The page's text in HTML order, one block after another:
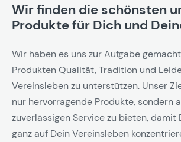
Wir finden die schönsten
Produkte für Dich und
Wir haben es uns zur Aufgabe
Produkten Qualität, Tradition und
Vereinsleben zu unterstützen. Unser
nur hervorragende Produkte, sondern
zuverlässigen Service zu bieten, damit
ganz auf Dein Vereinsleben